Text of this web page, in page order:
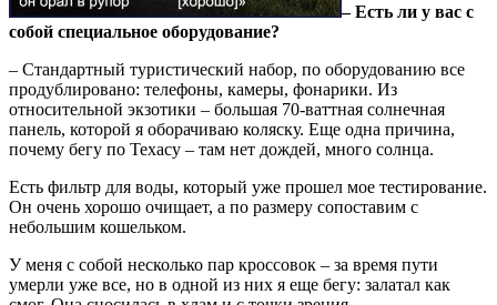
– Есть ли у вас с
собой специальное оборудование?
– Стандартный туристический набор, по оборудованию все
продублировано: телефоны, камеры, фонарики. Из
относительной экзотики – большая 70-ваттная солнечная
панель, которой я оборачиваю коляску. Еще одна причина,
почему бегу по Техасу – там нет дождей, много солнца.
Есть фильтр для воды, который уже прошел мое тестирование.
Он очень хорошо очищает, а по размеру сопоставим с
небольшим кошельком.
У меня с собой несколько пар кроссовок – за время пути
умерли уже все, но в одной из них я еще бегу: залатал как